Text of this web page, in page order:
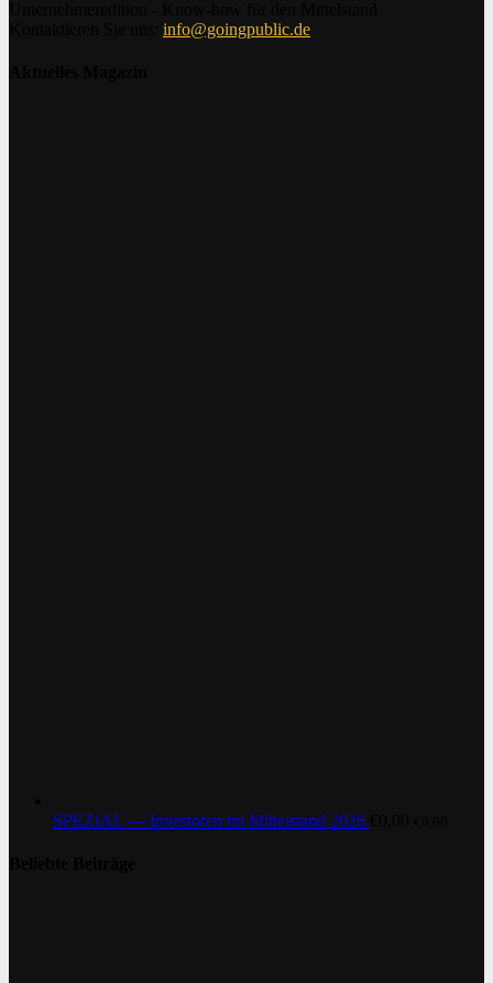
info@goingpublic.de
SPEZIAL — Investoren im Mittelstand 2026